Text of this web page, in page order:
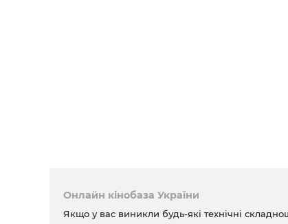
Онлайн кінобаза України
Якщо у вас виникли будь-які технічні